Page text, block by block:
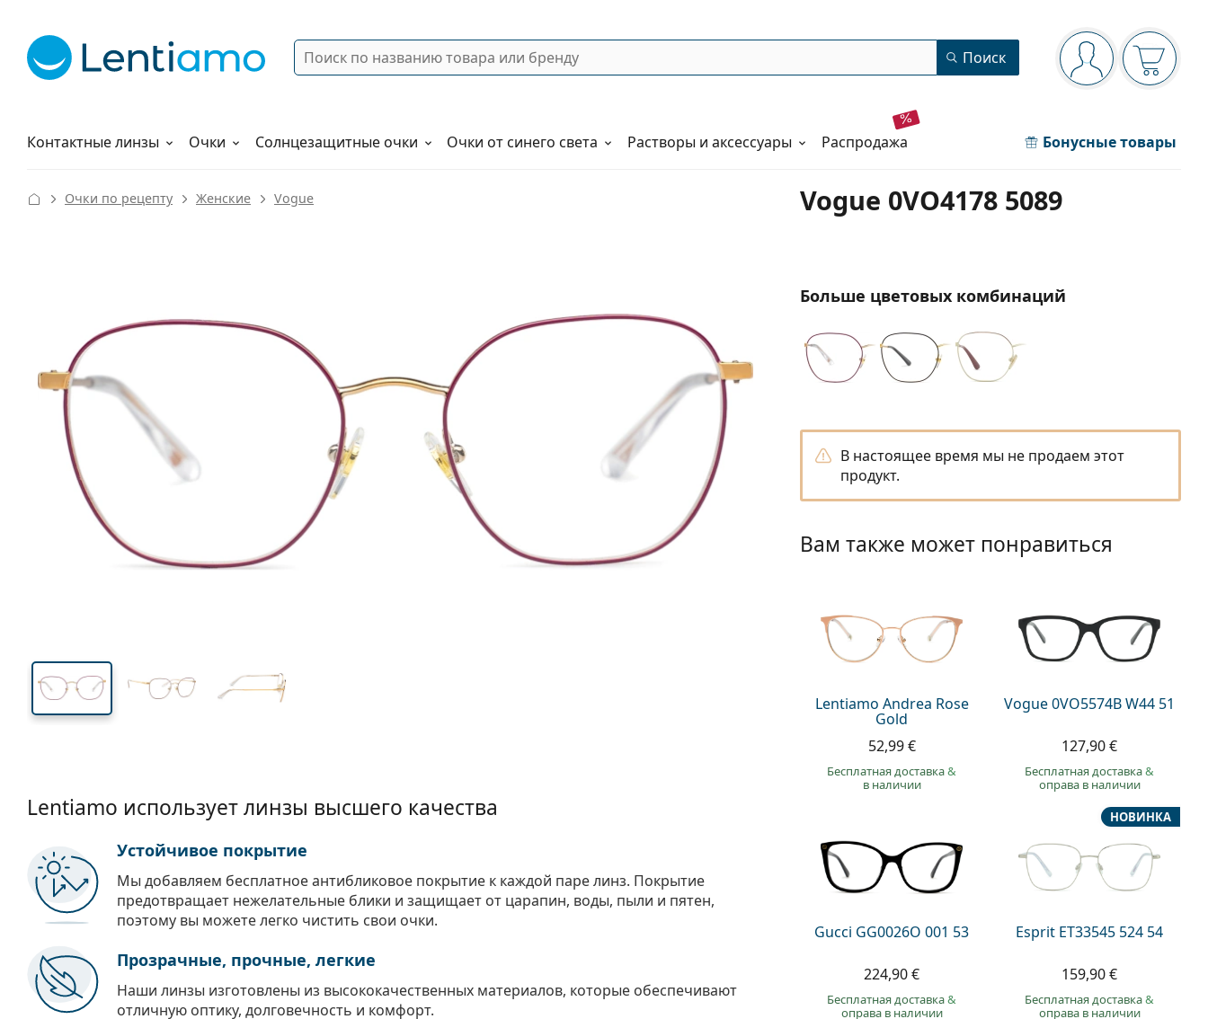
Панель навигации
Вы вошли вВаша
Поиск Поиск
Контактные линзы
Растворы Очки Солнцезащитные очки Очки от синего света Растворы и аксессуары распродажа Бонусные товары
Как заказать
Vogue 0VO4178 5089
Очки по рецепту Женские Vogue
Больше цветовых комбинаций
В настоящее время мы не продаем этот
продукт.
Вам также может понравиться
Lentiamo Andrea Rose
Gold
52,99 €
Бесплатная доставка&
в наличии
Vogue 0VO5574B W44 51
127,90 €
Бесплатная доставка&
оправа в наличии
Gucci GG0026O 001 53
224,90 €
Бесплатная доставка&
оправа в наличии
Esprit ET33545 524 54
НОВИНКА
159,90 €
Бесплатная доставка&
оправа в наличии
Lentiamo использует линзы высшего качества
Устойчивое покрытие
Мы добавляем бесплатное антибликовое покрытие к каждой паре линз. Покрытие
предотвращает нежелательные блики и защищает от царапин, воды, пыли и пятен,
поэтому вы можете легко чистить свои очки.
Прозрачные, прочные, легкие
Наши линзы изготовлены из высококачественных материалов, которые обеспечивают
отличную оптику, долговечность и комфорт.